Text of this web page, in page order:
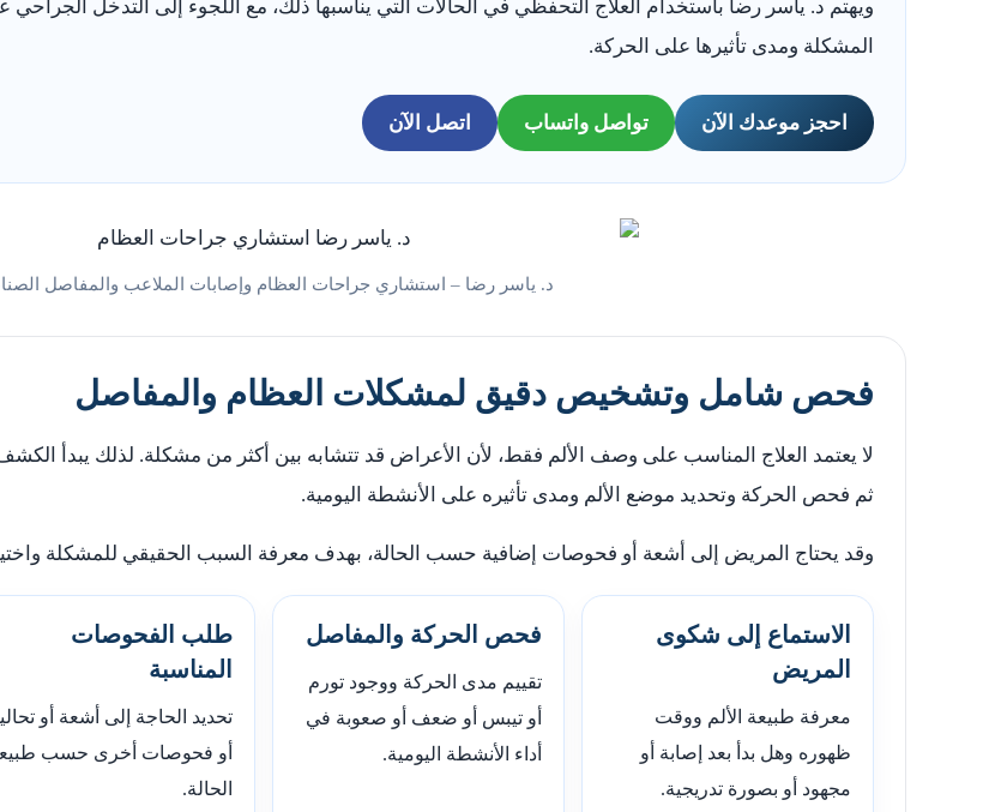
ويهتم د. ياسر رضا باستخدام العلاج التحفظي في الحالات التي يناسبها ذلك، مع اللجوء إلى التدخل
المشكلة ومدى تأثيرها على الحركة.
احجز موعدك الآن تواصل واتساب اتصل الآن
د. ياسر رضا – استشاري جراحات العظام وإصابات الملاعب والمفاصل
فحص شامل وتشخيص دقيق لمشكلات العظام والمفاصل
لا يعتمد العلاج المناسب على وصف الألم فقط، لأن الأعراض قد تتشابه بين أكثر من مشكلة. لذلك يبدأ
ثم فحص الحركة وتحديد موضع الألم ومدى تأثيره على الأنشطة اليومية.
وقد يحتاج المريض إلى أشعة أو فحوصات إضافية حسب الحالة، بهدف معرفة السبب الحقيقي للمشكلة
الاستماع إلى شكوى
المريض
معرفة طبيعة الألم ووقت
ظهوره وهل بدأ بعد إصابة أو
مجهود أو بصورة تدريجية.
فحص الحركة والمفاصل
تقييم مدى الحركة ووجود تورم
أو تيبس أو ضعف أو صعوبة في
أداء الأنشطة اليومية.
طلب الفحوصات
المناسبة
تحديد الحاجة إلى أشعة أو
أو فحوصات أخرى حسب
الحالة.